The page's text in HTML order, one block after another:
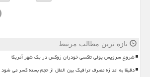
تازه ترین مطالب مرتبط
شروع سرویس پولی تاکسی خودران زوکس در یک شهر آمریکا
دقیقا به اندازه مصرف ترافیک بین الملل از حجم بسته کسر می شود